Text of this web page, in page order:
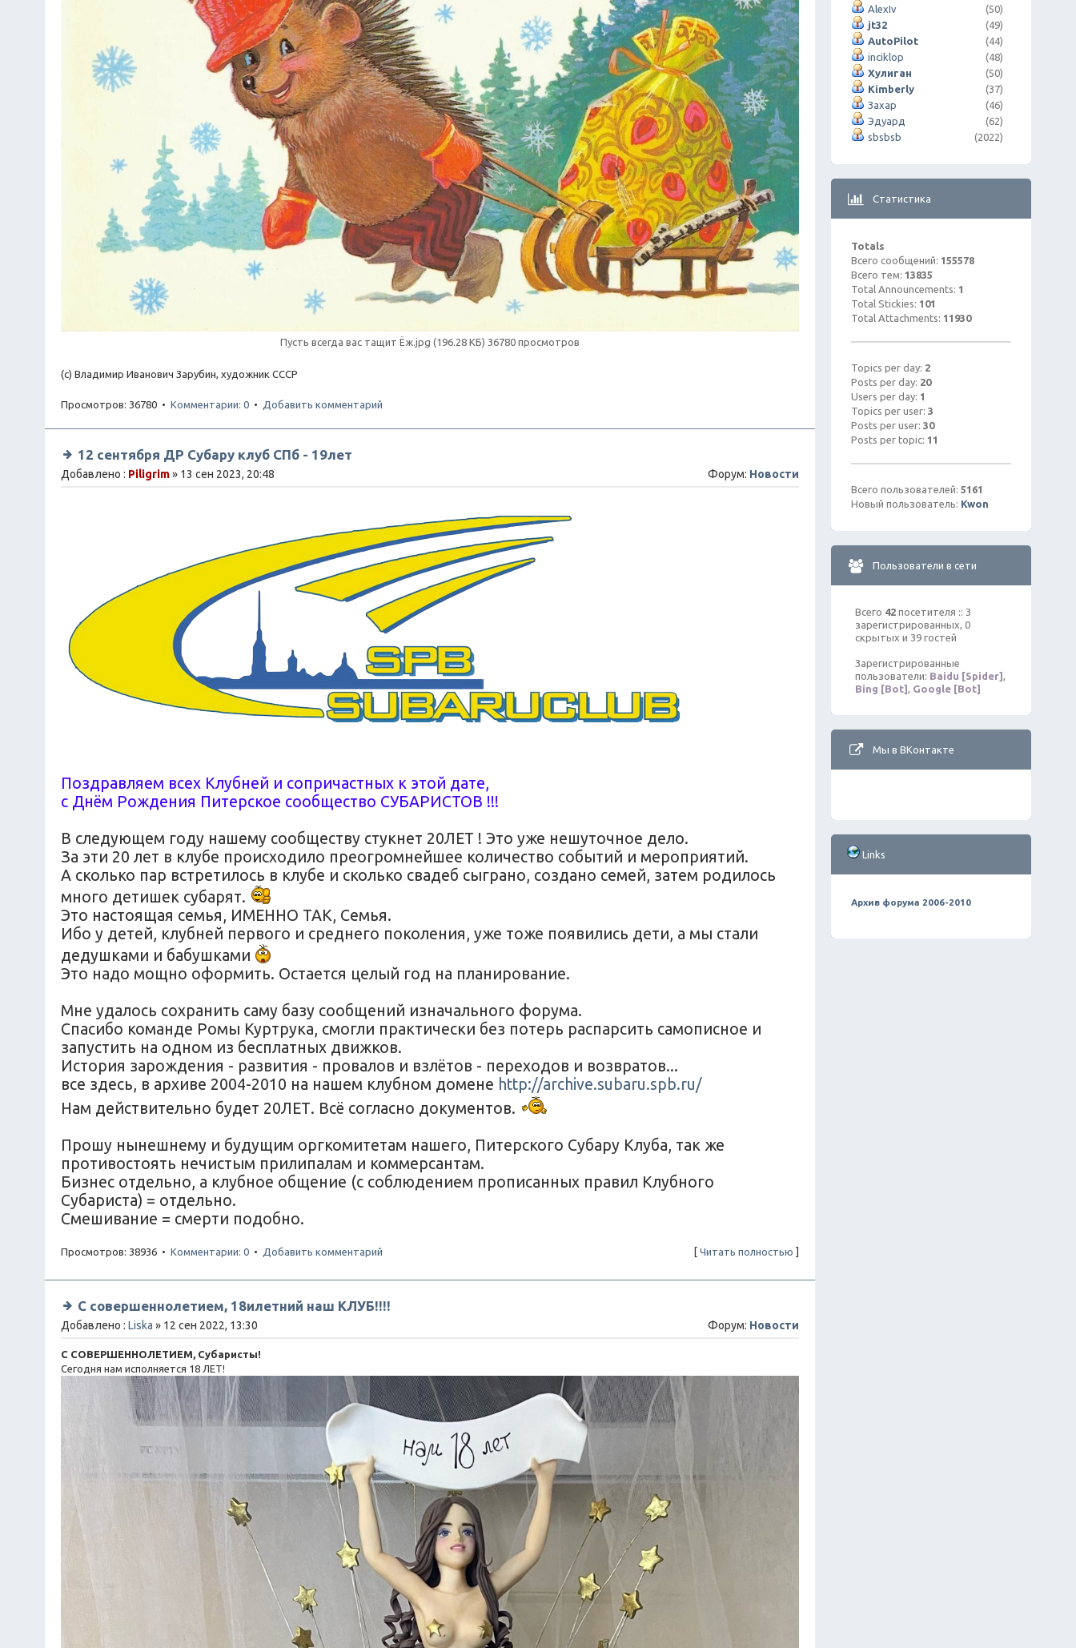
Пусть всегда вас тащит Ёж.jpg (196.28 КБ) 36780 просмотров
(с) Владимир Иванович Зарубин, художник СССР
Просмотров: 36780 • Комментарии: 0 • Добавить комментарий
12 сентября ДР Субару клуб СПб - 19лет
Добавлено : Piligrim» 13 сен 2023, 20:48 Форум: Новости
Поздравляем всех Клубней и сопричастных к этой дате,
с Днём Рождения Питерское сообщество СУБАРИСТОВ !!!
В следующем году нашему сообществу стукнет 20ЛЕТ ! Это уже нешуточное дело.
За эти 20 лет в клубе происходило преогромнейшее количество событий и мероприятий.
А сколько пар встретилось в клубе и сколько свадеб сыграно, создано семей, затем родилось
много детишек субарят.
Это настоящая семья, ИМЕННО ТАК, Семья.
Ибо у детей, клубней первого и среднего поколения, уже тоже появились дети, а мы стали
дедушками и бабушками
Это надо мощно оформить. Остается целый год на планирование.
Мне удалось сохранить саму базу сообщений изначального форума.
Спасибо команде Ромы Куртрука, смогли практически без потерь распарсить самописное и
запустить на одном из бесплатных движков.
История зарождения - развития - провалов и взлётов - переходов и возвратов...
все здесь, в архиве 2004-2010 на нашем клубном домене http://archive.subaru.spb.ru/
Нам действительно будет 20ЛЕТ. Всё согласно документов.
Прошу нынешнему и будущим оргкомитетам нашего, Питерского Субару Клуба, так же
противостоять нечистым прилипалам и коммерсантам.
Бизнес отдельно, а клубное общение (с соблюдением прописанных правил Клубного
Субариста) = отдельно.
Смешивание = смерти подобно.
Просмотров: 38936 • Комментарии: 0 • Добавить комментарий [ Читать полностью ]
С совершеннолетием, 18илетний наш КЛУБ!!!!
Добавлено : Liska » 12 сен 2022, 13:30 Форум: Новости
С СОВЕРШЕННОЛЕТИЕМ, Субаристы!
Сегодня нам исполняется 18 ЛЕТ!
AlexIv
(50)
jt32
(49)
AutoPilot
(44)
inciklop
(48)
Хулиган
(50)
Kimberly
(37)
Захар
(46)
Эдуард
(62)
sbsbsb
(2022)
Статистика
Totals
Всего сообщений: 155578
Всего тем: 13835
Total Announcements: 1
Total Stickies: 101
Total Attachments: 11930
Topics per day: 2
Posts per day: 20
Users per day: 1
Topics per user: 3
Posts per user: 30
Posts per topic: 11
Всего пользователей: 5161
Новый пользователь: Kwon
Пользователи в сети
Всего 42 посетителя :: 3
зарегистрированных, 0
скрытых и 39 гостей
Зарегистрированные
пользователи: Baidu [Spider] ,
Bing [Bot] , Google [Bot]
Мы в ВКонтакте
Links
Архив форума 2006-2010